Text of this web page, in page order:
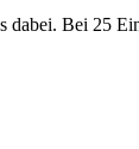
Bei 25